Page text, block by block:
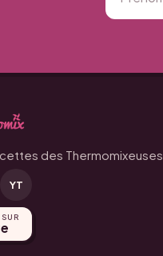
des Thermomixeuses
YT